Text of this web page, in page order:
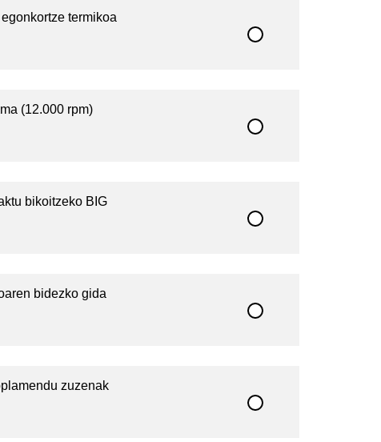
termikoa
(12.000 rpm)
bikoitzeko BIG
bidezko gida
zuzenak